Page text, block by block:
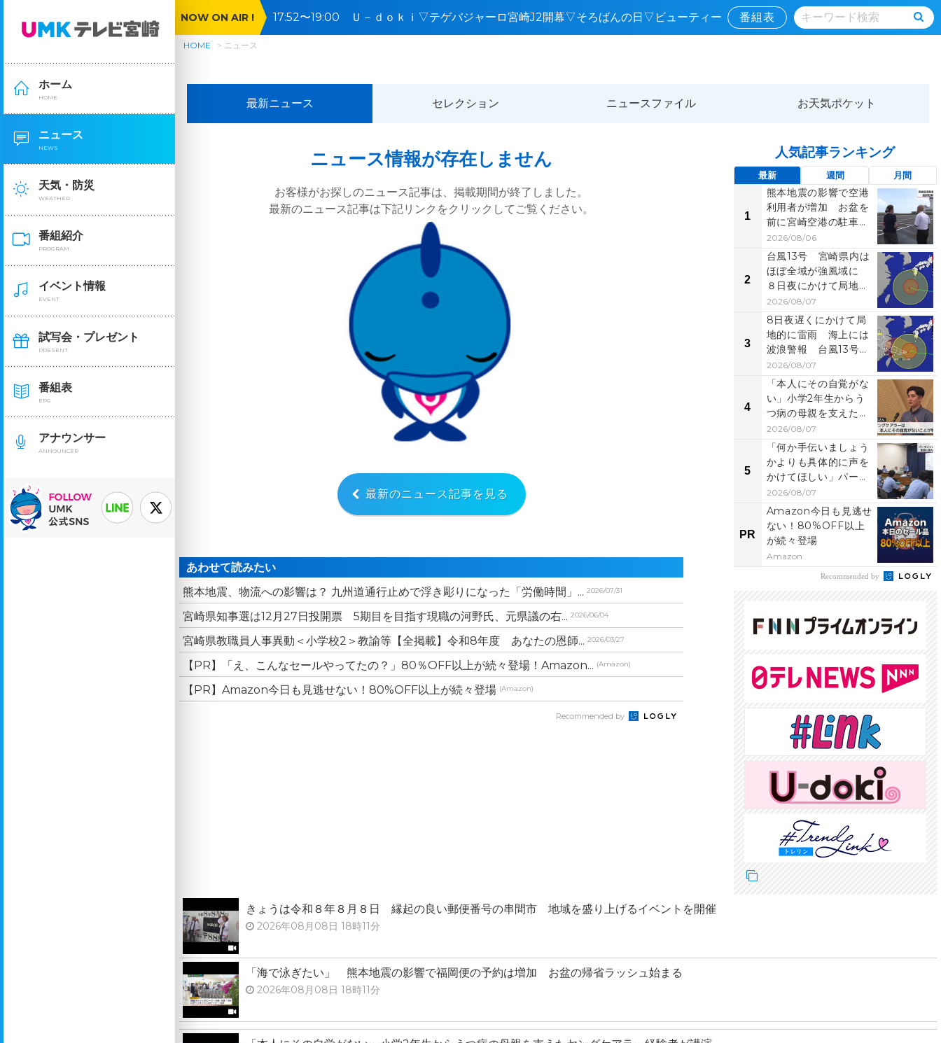
ホーム
HOME
ニュース
NEWS
天気・防災
WEATHER
番組紹介
PROGRAM
イベント情報
EVENT
試写会・プレゼント
PRESENT
番組表
EPG
アナウンサー
ANNOUNCER
NOW ON AIR !
17:52〜19:00 Ｕ－ｄｏｋｉ▽テゲバジャーロ宮崎J2開幕▽そろばんの日▽ビューティー
ジャパン宮崎
番組表
HOME ニュース
最新ニュース セレクション ニュースファイル お天気ポケット
ニュース情報が存在しません
お客様がお探しのニュース記事は、掲載期間が終了しました。
最新のニュース記事は下記リンクをクリックしてご覧ください。
最新のニュース記事を見る
あわせて読みたい
熊本地震、物流への影響は？ 九州道通行止めで浮き彫りになった「労働時間」... 2026/07/31
宮崎県知事選は12月27日投開票 5期目を目指す現職の河野氏、元県議の右... 2026/06/04
宮崎県教職員人事異動＜小学校2＞教諭等【全掲載】令和8年度 あなたの恩師... 2026/03/27
【PR】「え、こんなセールやってたの？」80％OFF以上が続々登場！Amazon... (Amazon)
【PR】Amazon今日も見逃せない！80%OFF以上が続々登場 (Amazon)
Recommended by
人気記事ランキング
最新 週間 月間
1
熊本地震の影響で空港
利用者が増加 お盆を
前に宮崎空港の駐車場
では臨時駐車場で混
雑...
2026/08/06
2
台風13号 宮崎県内は
ほぼ全域が強風域に
８日夜にかけて局地的
な雷雨に注意
2026/08/07
3
8日夜遅くにかけて局
地的に雷雨 海上には
波浪警報 台風13号県
内影響
2026/08/07
4
「本人にその自覚がな
い」小学2年生からう
つ病の母親を支えたヤ
ングケアラー経験者
が...
2026/08/07
5
「何か手伝いましょう
かよりも具体的に声を
かけてほしい」パーキ
ンソン病友の会が県
警...
2026/08/07
PR
Amazon今日も見逃せ
ない！80%OFF以上
が続々登場
Amazon
Recommended by
きょうは令和８年８月８日 縁起の良い郵便番号の串間市 地域を盛り上げるイベントを開催
2026年08月08日 18時11分
「海で泳ぎたい」 熊本地震の影響で福岡便の予約は増加 お盆の帰省ラッシュ始まる
2026年08月08日 18時11分